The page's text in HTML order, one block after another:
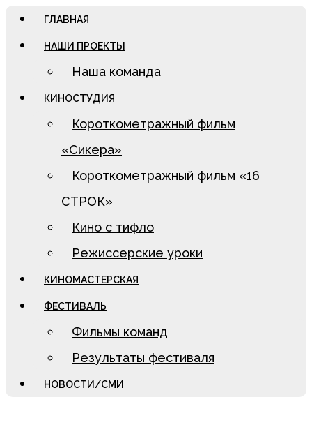
ГЛАВНАЯ
НАШИ ПРОЕКТЫ
Наша команда
КИНОСТУДИЯ
Короткометражный фильм
«Сикера»
Короткометражный фильм «16
СТРОК»
Кино с тифло
Режиссерские уроки
КИНОМАСТЕРСКАЯ
ФЕСТИВАЛЬ
Фильмы команд
Результаты фестиваля
НОВОСТИ/СМИ